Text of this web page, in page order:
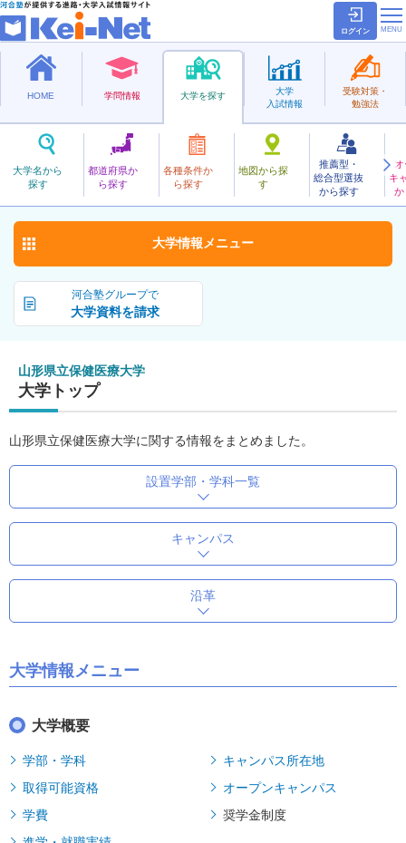
ログイン
HOME 学問情報 大学を探す
大学名から
探す
都道府県か
ら探す
各種条件か
ら探す
地図から探
す
推薦型・
総合型選抜
から探す
キ
か
大学
入試情報
受験対策・
勉強法
公立
やまがたけんりつほけんいりょう
山形県立保健医療大学 お気に入り
河合塾グループで
大学資料を請求
大学情報 メニュー
山形県立保健医療大学
大学トップ
山形県立保健医療大学に関する情報をまとめました。
設置学部・学科一覧
キャンパス
沿革
大学情報メニュー
大学概要
学部・学科
キャンパス所在地
取得可能資格
オープンキャンパス
学費
奨学金制度